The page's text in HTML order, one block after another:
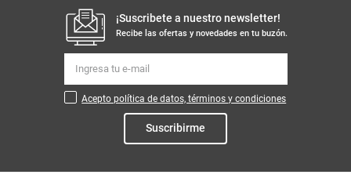
¡Suscribete a nuestro newsletter!
Recibe las ofertas y novedades en tu buzón.
Acepto política de datos, términos y condiciones
Suscribirme